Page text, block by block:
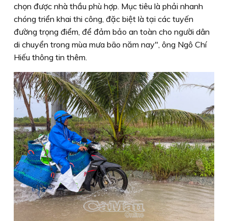
chọn được nhà thầu phù hợp. Mục tiêu là phải nhanh
chóng triển khai thi công, đặc biệt là tại các tuyến
đường trọng điểm, để đảm bảo an toàn cho người dân
di chuyển trong mùa mưa bão năm nay", ông Ngô Chí
Hiếu thông tin thêm.